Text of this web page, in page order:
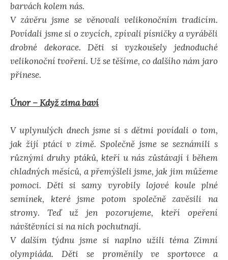
barvách kolem nás.
V závěru jsme se věnovali velikonočním tradicím.
Povídali jsme si o zvycích, zpívali písničky a vyráběli
drobné dekorace. Děti si vyzkoušely jednoduché
velikonoční tvoření. Už se těšíme, co dalšího nám jaro
přinese.
Únor – Když zima baví
V uplynulých dnech jsme si s dětmi povídali o tom,
jak žijí ptáci v zimě. Společně jsme se seznámili s
různými druhy ptáků, kteří u nás zůstávají i během
chladných měsíců, a přemýšleli jsme, jak jim můžeme
pomoci. Děti si samy vyrobily lojové koule plné
semínek, které jsme potom společně zavěsili na
stromy. Teď už jen pozorujeme, kteří opeření
návštěvníci si na nich pochutnají.
V dalším týdnu jsme si naplno užili téma Zimní
olympiáda. Děti se proměnily ve sportovce a